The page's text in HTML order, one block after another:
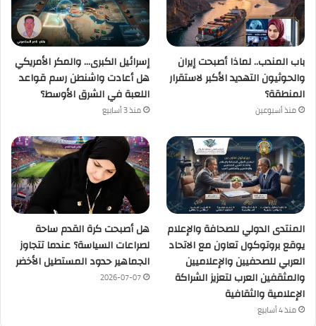
باب المندب.. لماذا أصبحت إيران
والحوثيون التهديد الأكبر لاستقرار
المنطقة؟
منذ أسبوعين
إسرائيل الكبرى… والمكر الأمريكي
هل أعادت واشنطن رسم قواعد
اللعبة في الشرق الأوسط؟
منذ 3 أسابيع
المنتدى الدولي للصحافة والإعلام
يوقع بروتوكول تعاون مع الاتحاد
العربي للصحفيين والإعلاميين
والمثقفين العرب لتعزيز الشراكة
الإعلامية والثقافية
منذ 4 أسابيع
هل أصبحت كرة القدم ساحة
لصراعات السياسة؟ عندما تتجاوز
الجماهير حدود المستطيل الأخضر
2026-07-07